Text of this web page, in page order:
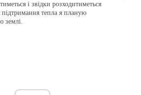
і звідки розходитиметься
тепла я планую
землі.